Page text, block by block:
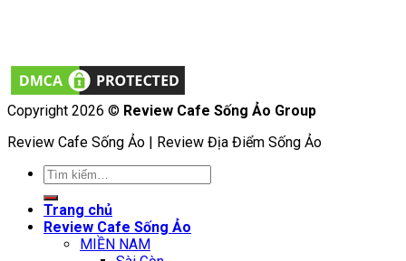
Copyright 2026 © Review Cafe Sống Ảo Group
Review Cafe Sống Ảo | Review Địa Điểm Sống Ảo
Tìm
kiếm:
Trang chủ
Review Cafe Sống Ảo
MIỀN NAM